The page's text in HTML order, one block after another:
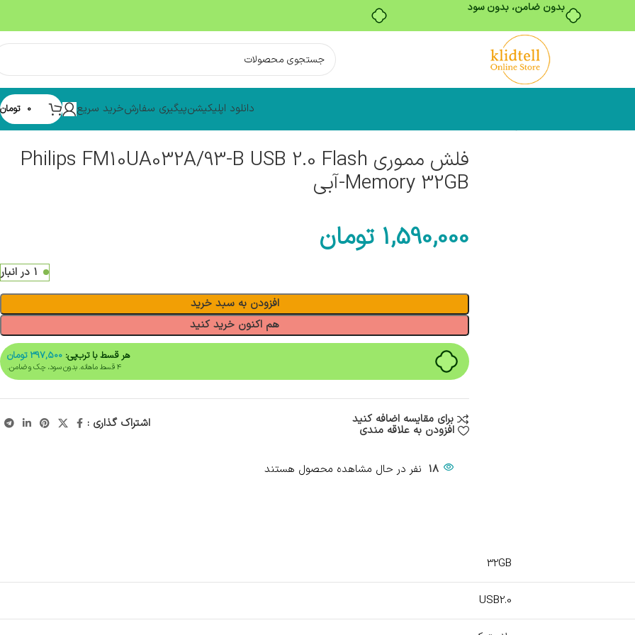
بدون ضامن، بدون سود
دانلود اپلیکیشنپیگیری سفارشخرید سریع 0 تومان
فلش مموری Philips FM10UA032A/93-B USB 2.0 Flash
Memory 32GB-آبی
1,590,000 تومان
1 در انبار
افزودن به سبد خرید
هم اکنون خرید کنید
هر قسط با ترب‌پی: 397,500 تومان
۴ قسط ماهانه. بدون سود، چک و ضامن.
برای مقایسه اضافه کنید
افزودن به علاقه مندی اشتراک گذاری :
18 نفر در حال مشاهده محصول هستند
32GB
USB2.0